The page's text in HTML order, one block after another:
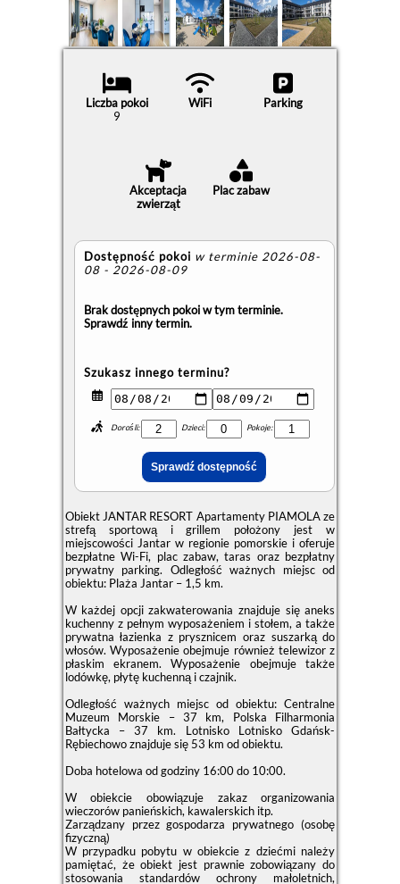
Liczba pokoi
9
WiFi Parking
Akceptacja
zwierząt
Plac zabaw
Dostępność pokoi w terminie 2026-08-
08 - 2026-08-09
Brak dostępnych pokoi w tym terminie.
Sprawdź inny termin.
Szukasz innego terminu?
Dorośli: Dzieci: Pokoje:
Obiekt JANTAR RESORT Apartamenty PIAMOLA ze
strefą sportową i grillem położony jest w
miejscowości Jantar w regionie pomorskie i oferuje
bezpłatne Wi-Fi, plac zabaw, taras oraz bezpłatny
prywatny parking. Odległość ważnych miejsc od
obiektu: Plaża Jantar – 1,5 km.
W każdej opcji zakwaterowania znajduje się aneks
kuchenny z pełnym wyposażeniem i stołem, a także
prywatna łazienka z prysznicem oraz suszarką do
włosów. Wyposażenie obejmuje również telewizor z
płaskim ekranem. Wyposażenie obejmuje także
lodówkę, płytę kuchenną i czajnik.
Odległość ważnych miejsc od obiektu: Centralne
Muzeum Morskie – 37 km, Polska Filharmonia
Bałtycka – 37 km. Lotnisko Lotnisko Gdańsk-
Rębiechowo znajduje się 53 km od obiektu.
Doba hotelowa od godziny 16:00do 10:00.
W obiekcie obowiązuje zakaz organizowania
wieczorów panieńskich, kawalerskich itp.
Zarządzany przez gospodarza prywatnego (osobę
fizyczną)
W przypadku pobytu w obiekcie z dziećmi należy
pamiętać, że obiekt jest prawnie zobowiązany do
stosowania standardów ochrony małoletnich,